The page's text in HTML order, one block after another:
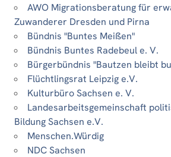
AWO Migrationsberatung für
Zuwanderer Dresden und Pirna
Bündnis "Buntes Meißen"
Bündnis Buntes Radebeul e. V.
Bürgerbündnis "Bautzen bleibt
Flüchtlingsrat Leipzig e.V.
Kulturbüro Sachsen e. V.
Landesarbeitsgemeinschaft
Bildung Sachsen e.V.
Menschen.Würdig
NDC Sachsen